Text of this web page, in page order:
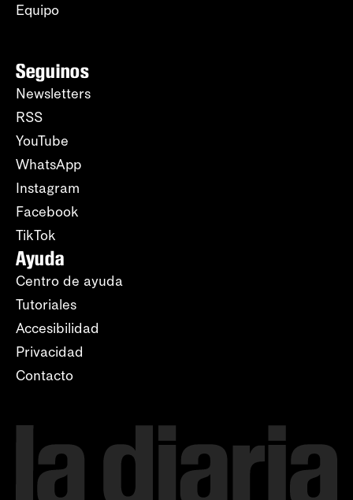
Equipo
Seguinos
Newsletters
RSS
YouTube
WhatsApp
Instagram
Facebook
TikTok
Ayuda
Centro de ayuda
Tutoriales
Accesibilidad
Privacidad
Contacto